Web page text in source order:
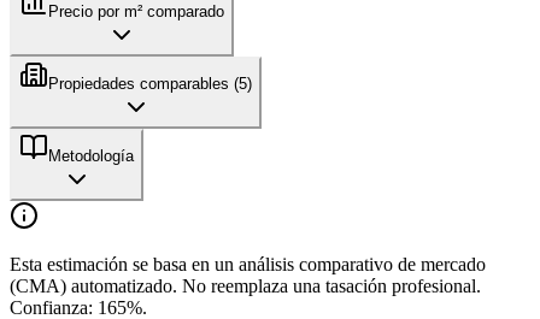
Precio por m² comparado
Propiedades comparables (5)
Metodología
Esta estimación se basa en un análisis comparativo de mercado
(CMA) automatizado. No reemplaza una tasación profesional.
Confianza: 165%.